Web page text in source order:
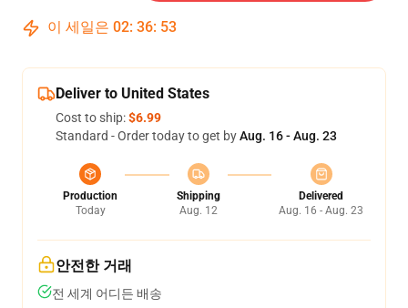
이 세일은 02: 36: 53
Deliver to United States
Cost to ship:$6.99
Standard - Order today to get byAug. 16 - Aug. 23
Production
Today
Shipping
Aug. 12
Delivered
Aug. 16 - Aug. 23
안전한 거래
전 세계 어디든 배송